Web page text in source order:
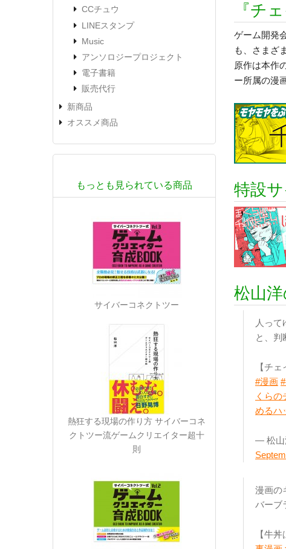
『チ
ゲーム開発
も、さまざ
原作は本作
ー所属の漫
特設サ
松山
人って
と、判
【チ
#漫画
くらの
めるハ
— 松山
漫画の
バーブ
【牛
CCチュウ
LINEスタンプ
Music
アンソロジープロジェクト
電子書籍
販売代行
新商品
オススメ商品
もっとも見られている商品
サイバーコネクトツー
熱狂する現場の作り方 サイバーコネ
クトツー流ゲームクリエイター超十
則